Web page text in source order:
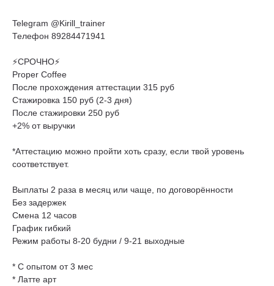
Telegram @Kirill_trainer
Телефон 89284471941
⚡СРОЧНО⚡
Proper Coffee
После прохождения аттестации 315 руб
Стажировка 150 руб (2-3 дня)
После стажировки 250 руб
+2% от выручки
*Аттестацию можно пройти хоть сразу, если твой уровень
соответствует.
Выплаты 2 раза в месяц или чаще, по договорённости
Без задержек
Смена 12 часов
График гибкий
Режим работы 8-20 будни / 9-21 выходные
* С опытом от 3 мес
* Латте арт